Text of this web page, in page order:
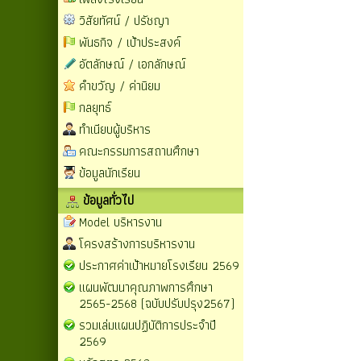
วิสัยทัศน์ / ปรัชญา
พันธกิจ / เป้าประสงค์
อัตลักษณ์ / เอกลักษณ์
คำขวัญ / ค่านิยม
กลยุทธ์
ทำเนียบผู้บริหาร
คณะกรรมการสถานศึกษา
ข้อมูลนักเรียน
ข้อมูลทั่วไป
Model บริหารงาน
โครงสร้างการบริหารงาน
ประกาศค่าเป้าหมายโรงเรียน 2569
แผนพัฒนาคุณภาพการศึกษา
2565-2568 (ฉบับปรับปรุง2567)
รวมเล่มแผนปฏิบัติการประจำปี
2569